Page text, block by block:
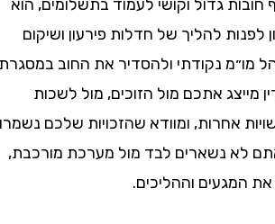
גדול וקושי לעמוד בתשלומים, הוא
להליך של חדלות פירעון ושיקום
נקודתי ולהסדיר את החוב במסגרת
אתכם מול הזוכים, מול לשכות
אחרות, ומוודא שהזכויות שלכם נשמרות
נשארים לבד מול מערכת מורכבת,
וההליכים.